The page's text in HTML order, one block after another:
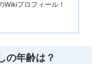
Wikiプロフィール！
の年齢は？